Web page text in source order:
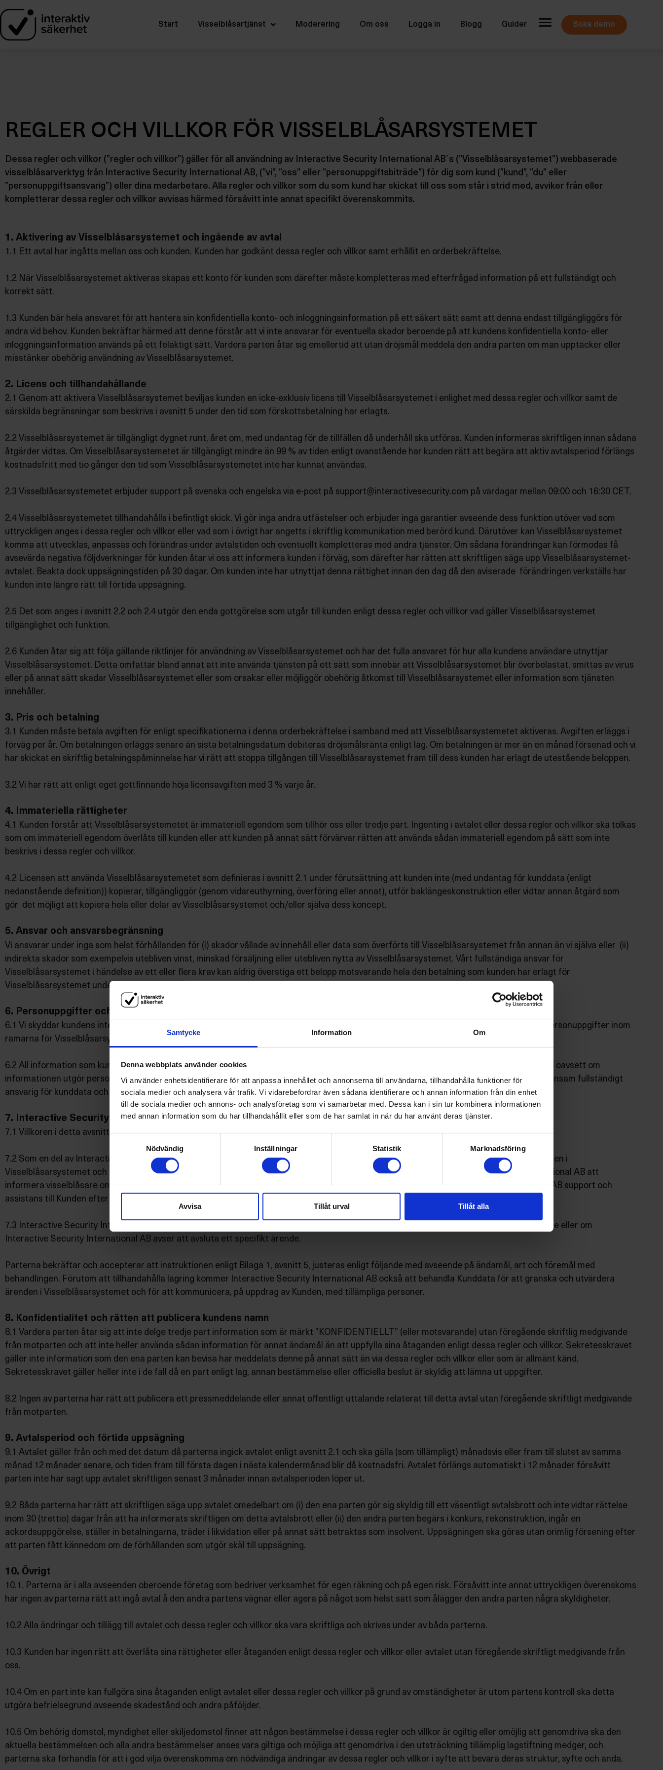
Samtycke Information Om
Denna webbplats använder cookies
Vi använder enhetsidentifierare för att anpassa innehållet och annonserna till användarna, tillhandahålla funktioner för
sociala medier och analysera vår trafik. Vi vidarebefordrar även sådana identifierare och annan information från din enhet
till de sociala medier och annons- och analysföretag som vi samarbetar med. Dessa kan i sin tur kombinera informationen
med annan information som du har tillhandahållit eller som de har samlat in när du har använt deras tjänster.
Nödvändig
Inställningar Statistik Marknadsföring
Avvisa Tillåt urval Tillåt alla
Start Visselblåsartjänst Moderering Om oss Logga in Blogg Guider Boka demo
Regler och villkor
REGLER OCH VILLKOR FÖR VISSELBLÅSARSYSTEMET
Dessa regler och villkor (”regler och villkor”) gäller för all användning av Interactive Security International AB´s (”Visselblåsarsystemet”) webbaserade
visselblåsarverktyg från Interactive Security International AB, (”vi”, ”oss” eller ”personuppgiftsbiträde”) för dig som kund (”kund”, ”du” eller
”personuppgiftsansvarig”) eller dina medarbetare. Alla regler och villkor som du som kund har skickat till oss som står i strid med, avviker från eller
kompletterar dessa regler och villkor avvisas härmed försåvitt inte annat specifikt överenskommits.
1. Aktivering av Visselblåsarsystemet och ingående av avtal
1.1 Ett avtal har ingåtts mellan oss och kunden. Kunden har godkänt dessa regler och villkor samt erhållit en orderbekräftelse.
1.2 När Visselblåsarsystemet aktiveras skapas ett konto för kunden som därefter måste kompletteras med efterfrågad information på ett fullständigt och
korrekt sätt.
1.3 Kunden bär hela ansvaret för att hantera sin konfidentiella konto- och inloggningsinformation på ett säkert sätt samt att denna endast tillgängliggörs för
andra vid behov. Kunden bekräftar härmed att denne förstår att vi inte ansvarar för eventuella skador beroende på att kundens konfidentiella konto- eller
inloggningsinformation används på ett felaktigt sätt. Vardera parten åtar sig emellertid att utan dröjsmål meddela den andra parten om man upptäcker eller
misstänker obehörig användning av Visselblåsarsystemet.
2. Licens och tillhandahållande
2.1 Genom att aktivera Visselblåsarsystemet beviljas kunden en icke-exklusiv licens till Visselblåsarsystemet i enlighet med dessa regler och villkor samt de
särskilda begränsningar som beskrivs i avsnitt 5 under den tid som förskottsbetalning har erlagts.
2.2 Visselblåsarsystemet är tillgängligt dygnet runt, året om, med undantag för de tillfällen då underhåll ska utföras. Kunden informeras skriftligen innan sådana
åtgärder vidtas. Om Visselblåsarsystemetet är tillgängligt mindre än 99 % av tiden enligt ovanstående har kunden rätt att begära att aktiv avtalsperiod förlängs
kostnadsfritt med tio gånger den tid som Visselblåsarsystemetet inte har kunnat användas.
2.3 Visselblåsarsystemetet erbjuder support på svenska och engelska via e-post på support@interactivesecurity.com på vardagar mellan 09:00 och 16:30 CET.
2.4 Visselblåsarsystemetet tillhandahålls i befintligt skick. Vi gör inga andra utfästelser och erbjuder inga garantier avseende dess funktion utöver vad som
uttryckligen anges i dessa regler och villkor eller vad som i övrigt har angetts i skriftlig kommunikation med berörd kund. Därutöver kan Visselblåsarsystemet
komma att utvecklas, anpassas och förändras under avtalstiden och eventuellt kompletteras med andra tjänster. Om sådana förändringar kan förmodas få
avsevärda negativa följdverkningar för kunden åtar vi oss att informera kunden i förväg, som därefter har rätten att skriftligen säga upp Visselblåsarsystemet-
avtalet. Beakta dock uppsägningstiden på 30 dagar. Om kunden inte har utnyttjat denna rättighet innan den dag då den aviserade förändringen verkställs har
kunden inte längre rätt till förtida uppsägning.
2.5 Det som anges i avsnitt 2.2 och 2.4 utgör den enda gottgörelse som utgår till kunden enligt dessa regler och villkor vad gäller Visselblåsarsystemet
tillgänglighet och funktion.
2.6 Kunden åtar sig att följa gällande riktlinjer för användning av Visselblåsarsystemet och har det fulla ansvaret för hur alla kundens användare utnyttjar
Visselblåsarsystemet. Detta omfattar bland annat att inte använda tjänsten på ett sätt som innebär att Visselblåsarsystemet blir överbelastat, smittas av virus
eller på annat sätt skadar Visselblåsarsystemet eller som orsakar eller möjliggör obehörig åtkomst till Visselblåsarsystemet eller information som tjänsten
innehåller.
3. Pris och betalning
3.1 Kunden måste betala avgiften för enligt specifikationerna i denna orderbekräftelse i samband med att Visselblåsarsystemetet aktiveras. Avgiften erläggs i
förväg per år. Om betalningen erläggs senare än sista betalningsdatum debiteras dröjsmålsränta enligt lag. Om betalningen är mer än en månad försenad och vi
har skickat en skriftlig betalningspåminnelse har vi rätt att stoppa tillgången till Visselblåsarsystemet fram till dess kunden har erlagt de utestående beloppen.
3.2 Vi har rätt att enligt eget gottfinnande höja licensavgiften med 3 % varje år.
4. Immateriella rättigheter
4.1 Kunden förstår att Visselblåsarsystemetet är immateriell egendom som tillhör oss eller tredje part. Ingenting i avtalet eller dessa regler och villkor ska tolkas
som om immateriell egendom överlåts till kunden eller att kunden på annat sätt förvärvar rätten att använda sådan immateriell egendom på sätt som inte
beskrivs i dessa regler och villkor.
4.2 Licensen att använda Visselblåsarsystemetet som definieras i avsnitt 2.1 under förutsättning att kunden inte (med undantag för kunddata (enligt
nedanstående definition)) kopierar, tillgängliggör (genom vidareuthyrning, överföring eller annat), utför baklängeskonstruktion eller vidtar annan åtgärd som
gör det möjligt att kopiera hela eller delar av Visselblåsarsystemet och/eller själva dess koncept.
5. Ansvar och ansvarsbegränsning
Vi ansvarar under inga som helst förhållanden för (i) skador vållade av innehåll eller data som överförts till Visselblåsarsystemet från annan än vi själva eller (ii)
indirekta skador som exempelvis utebliven vinst, minskad försäljning eller utebliven nytta av Visselblåsarsystemet. Vårt fullständiga ansvar för
Visselblåsarsystemet i händelse av ett eller flera krav kan aldrig överstiga ett belopp motsvarande hela den betalning som kunden har erlagt för
Visselblåsarsystemet under kalenderåret innan eventuell inträffad skada.
6. Personuppgifter och kunddata
6.1 Vi skyddar kundens integritet och har alltid som mål att efter bästa förmåga skydda de personuppgifter vi bearbetar. Hanteringen av personuppgifter inom
ramarna för Visselblåsarsystemet regleras av det databehandlingsavtal som återfinns i bilaga 1 till dessa regler och villkor.
6.2 All information som kunden och/eller en användare av Visselblåsarsystemet lämnar (oavsett om användaren är visselblåsare eller ej och oavsett om
informationen utgör personuppgifter eller ej) är att betrakta som ”kunddata”. Vi gör inte anspråk på några kunddata och kunden är därför ensam fullständigt
ansvarig för kunddata och användningen därav.
7. Interactive Security International AB:s mottagartjänster
7.1 Villkoren i detta avsnitt gäller endast för Kunder som har köpt Interactive Security International AB:s mottagartjänster.
7.2 Som en del av Interactive Security International AB´s mottagartjänster tillhandahållas förstahandsgranskning och utvärdering av ärenden i
Visselblåsarsystemet och kommunicera, på uppdrag av Kunden, med tillämpliga personer. Exempelvis åtar sig Interactive Security International AB att
informera visselblåsare om ett rapporterat ärende inte anses vara relevant. I dessa situationer erbjuder Interactive Security International AB support och
assistans till Kunden efter vad som är lämpligt.
7.3 Interactive Security International AB åtar sig vidare att kommunicera med Kunden innan någon sammanfattning skickas till visselblåsare eller om
Interactive Security International AB avser att avsluta ett specifikt ärende.
Parterna bekräftar och accepterar att instruktionen enligt Bilaga 1, avsnitt 5, justeras enligt följande med avseende på ändamål, art och föremål med
behandlingen. Förutom att tillhandahålla lagring kommer Interactive Security International AB också att behandla Kunddata för att granska och utvärdera
ärenden i Visselblåsarsystemet och för att kommunicera, på uppdrag av Kunden, med tillämpliga personer.
8. Konfidentialitet och rätten att publicera kundens namn
8.1 Vardera parten åtar sig att inte delge tredje part information som är märkt ”KONFIDENTIELLT” (eller motsvarande) utan föregående skriftlig medgivande
från motparten och att inte heller använda sådan information för annat ändamål än att uppfylla sina åtaganden enligt dessa regler och villkor. Sekretesskravet
gäller inte information som den ena parten kan bevisa har meddelats denne på annat sätt än via dessa regler och villkor eller som är allmänt känd.
Sekretesskravet gäller heller inte i de fall då en part enligt lag, annan bestämmelse eller officiella beslut är skyldig att lämna ut uppgifter.
8.2 Ingen av parterna har rätt att publicera ett pressmeddelande eller annat offentligt uttalande relaterat till detta avtal utan föregående skriftligt medgivande
från motparten.
9. Avtalsperiod och förtida uppsägning
9.1 Avtalet gäller från och med det datum då parterna ingick avtalet enligt avsnitt 2.1 och ska gälla (som tillämpligt) månadsvis eller fram till slutet av samma
månad 12 månader senare, och tiden fram till första dagen i nästa kalendermånad blir då kostnadsfri. Avtalet förlängs automatiskt i 12 månader försåvitt
parten inte har sagt upp avtalet skriftligen senast 3 månader innan avtalsperioden löper ut.
9.2 Båda parterna har rätt att skriftligen säga upp avtalet omedelbart om (i) den ena parten gör sig skyldig till ett väsentligt avtalsbrott och inte vidtar rättelse
inom 30 (trettio) dagar från att ha informerats skriftligen om detta avtalsbrott eller (ii) den andra parten begärs i konkurs, rekonstruktion, ingår en
ackordsuppgörelse, ställer in betalningarna, träder i likvidation eller på annat sätt betraktas som insolvent. Uppsägningen ska göras utan orimlig försening efter
att parten fått kännedom om de förhållanden som utgör skäl till uppsägning.
10. Övrigt
10.1. Parterna är i alla avseenden oberoende företag som bedriver verksamhet för egen räkning och på egen risk. Försåvitt inte annat uttryckligen överenskoms
har ingen av parterna rätt att ingå avtal å den andra partens vägnar eller agera på något som helst sätt som ålägger den andra parten några skyldigheter.
10.2 Alla ändringar och tillägg till avtalet och dessa regler och villkor ska vara skriftliga och skrivas under av båda parterna.
10.3 Kunden har ingen rätt att överlåta sina rättigheter eller åtaganden enligt dessa regler och villkor eller avtalet utan föregående skriftligt medgivande från
oss.
10.4 Om en part inte kan fullgöra sina åtaganden enligt avtalet eller dessa regler och villkor på grund av omständigheter är utom partens kontroll ska detta
utgöra befrielsegrund avseende skadestånd och andra påföljder.
10.5 Om behörig domstol, myndighet eller skiljedomstol finner att någon bestämmelse i dessa regler och villkor är ogiltig eller omöjlig att genomdriva ska den
aktuella bestämmelsen och alla andra bestämmelser anses vara giltiga och möjliga att genomdriva i den utsträckning tillämplig lagstiftning medger, och
parterna ska förhandla för att i god vilja överenskomma om nödvändiga ändringar av dessa regler och villkor i syfte att bevara deras struktur, syfte och anda.